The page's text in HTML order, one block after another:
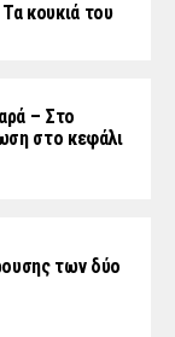
κουκιά του
– Στο
στο κεφάλι
των δύο